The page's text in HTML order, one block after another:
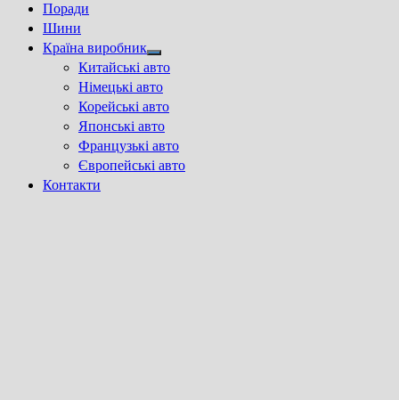
Поради
Шини
Країна виробник
Show
sub
menu
Китайські авто
Німецькі авто
Корейські авто
Японські авто
Французькі авто
Європейські авто
Контакти